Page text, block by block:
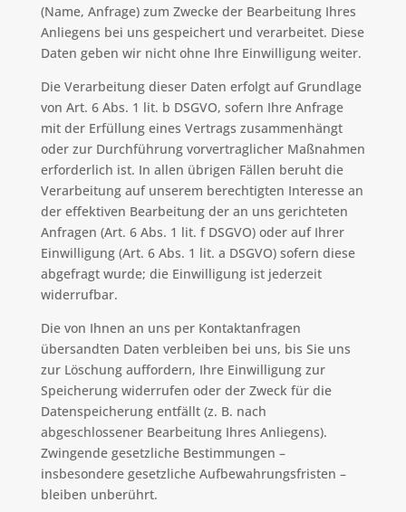
(Name, Anfrage) zum Zwecke der Bearbeitung Ihres
Anliegens bei uns gespeichert und verarbeitet. Diese
Daten geben wir nicht ohne Ihre Einwilligung weiter.
Die Verarbeitung dieser Daten erfolgt auf Grundlage
von Art. 6 Abs. 1 lit. b DSGVO, sofern Ihre Anfrage
mit der Erfüllung eines Vertrags zusammenhängt
oder zur Durchführung vorvertraglicher Maßnahmen
erforderlich ist. In allen übrigen Fällen beruht die
Verarbeitung auf unserem berechtigten Interesse an
der effektiven Bearbeitung der an uns gerichteten
Anfragen (Art. 6 Abs. 1 lit. f DSGVO) oder auf Ihrer
Einwilligung (Art. 6 Abs. 1 lit. a DSGVO) sofern diese
abgefragt wurde; die Einwilligung ist jederzeit
widerrufbar.
Die von Ihnen an uns per Kontaktanfragen
übersandten Daten verbleiben bei uns, bis Sie uns
zur Löschung auffordern, Ihre Einwilligung zur
Speicherung widerrufen oder der Zweck für die
Datenspeicherung entfällt (z. B. nach
abgeschlossener Bearbeitung Ihres Anliegens).
Zwingende gesetzliche Bestimmungen –
insbesondere gesetzliche Aufbewahrungsfristen –
bleiben unberührt.